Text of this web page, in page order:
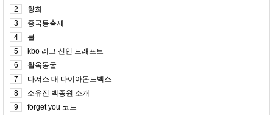
2
황희
3
중국등축제
4
불
5
kbo 리그 신인 드래프트
6
활옥동굴
7
다저스 대 다이아몬드백스
8
소유진 백종원 소개
9
forget you 코드